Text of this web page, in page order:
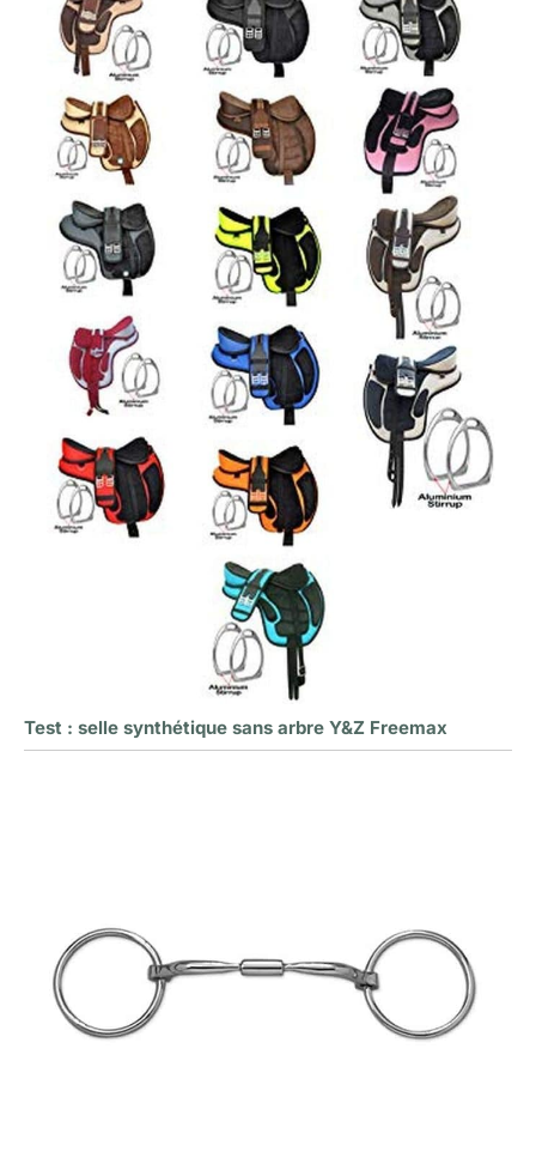
Test : selle synthétique sans arbre Y&Z Freemax